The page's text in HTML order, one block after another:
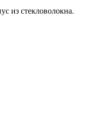
из стекловолокна.